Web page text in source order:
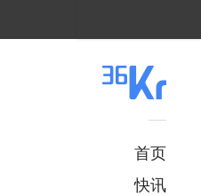
首页
快讯